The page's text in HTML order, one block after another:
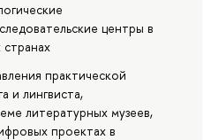
центры в
практической
и лингвиста,
литературных музеев,
проектах в